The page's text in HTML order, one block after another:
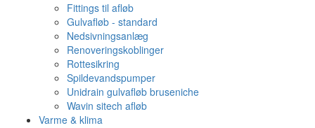
Fittings til afløb
Gulvafløb - standard
Nedsivningsanlæg
Renoveringskoblinger
Rottesikring
Spildevandspumper
Unidrain gulvafløb bruseniche
Wavin sitech afløb
Varme & klima